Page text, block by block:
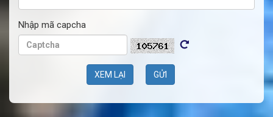
Nhập mã capcha
XEM LẠI GỬI